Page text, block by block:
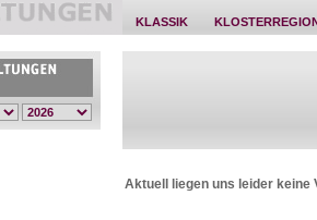
KLASSIK
Aktuell liegen uns leider keine